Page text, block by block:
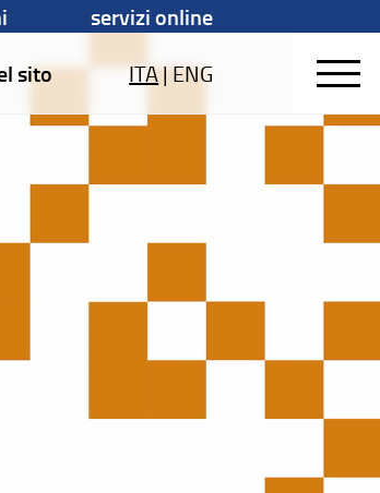
servizi online
sito
ITA|ENG